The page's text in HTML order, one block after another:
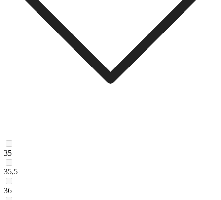
35
35,5
36